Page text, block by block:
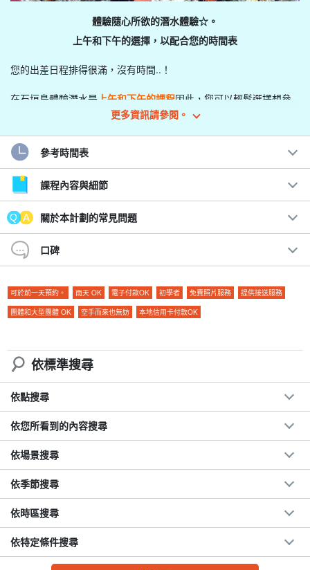
體驗隨心所欲的潛水體驗☆。
上午和下午的選擇，以配合您的時間表
您的出差日程排得很滿，沒有時間..！
在石垣島體驗潛水是 上午和下午的課程因此，您可以輕鬆選擇想參
清晨欣賞清澈的海水，午後享受陽光普照的水域！
建議：
◆ 提供所有必要的設備！
◆分上下午兩場供您選擇。
◆ 人數少、導遊細心是人氣☆。
歡迎游泳新手和非游泳選手參加。
我們也歡迎初次參加者和非游泳者！
一次潛水課程，快速探索水底世界。
更多資訊請參閱。
參考時間表
課程內容與細節
關於本計劃的常見問題
口碑
可於前一天預約。 雨天 OK 電子付款OK 初學者 免費照片服務
提供接送服務
團體和大型團體 OK
空手而來也無妨 本地信用卡付款OK
依標準搜尋
依點搜尋
依您所看到的內容搜尋
依場景搜尋
依季節搜尋
依時區搜尋
依特定條件搜尋